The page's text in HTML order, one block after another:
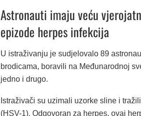
Astronauti imaju veću
epizode herpes infekcija
U istraživanju je sudjelovalo 89
brodicama, boravili na Međunarodnoj
jedno i drugo.
Istraživači su uzimali uzorke sline i
(HSV-1). Odgovoran za herpes, ovaj